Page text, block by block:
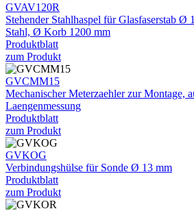
GVAV120R
Stehender Stahlhaspel für Glasfaserstab Ø
Stahl, Ø Korb 1200 mm
Produktblatt
zum Produkt
GVCMM15
Mechanischer Meterzaehler zur Montage,
Laengenmessung
Produktblatt
zum Produkt
GVKOG
Verbindungshülse für Sonde Ø 13 mm
Produktblatt
zum Produkt